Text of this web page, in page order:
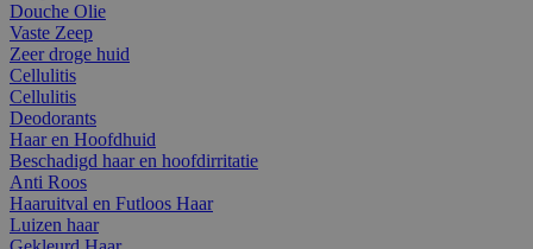
Douche Olie
Vaste Zeep
Zeer droge huid
Cellulitis
Cellulitis
Deodorants
Haar en Hoofdhuid
Beschadigd haar en hoofdirritatie
Anti Roos
Haaruitval en Futloos Haar
Luizen haar